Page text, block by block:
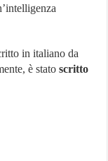
in italiano da
è statoscritto